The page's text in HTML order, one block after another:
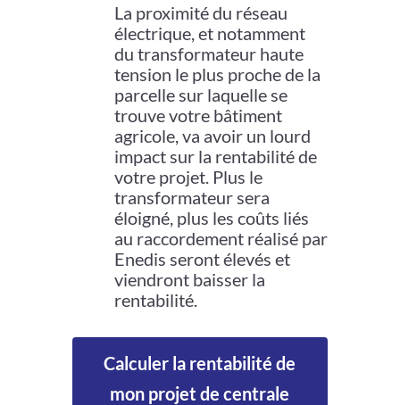
La proximité du réseau
électrique, et notamment
du transformateur haute
tension le plus proche de la
parcelle sur laquelle se
trouve votre bâtiment
agricole, va avoir un lourd
impact sur la rentabilité de
votre projet. Plus le
transformateur sera
éloigné, plus les coûts liés
au raccordement réalisé par
Enedis seront élevés et
viendront baisser la
rentabilité.
Calculer la rentabilité de
mon projet de centrale